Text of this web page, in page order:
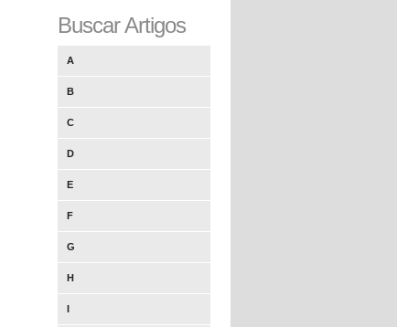
Buscar Artigos
A
B
C
D
E
F
G
H
I